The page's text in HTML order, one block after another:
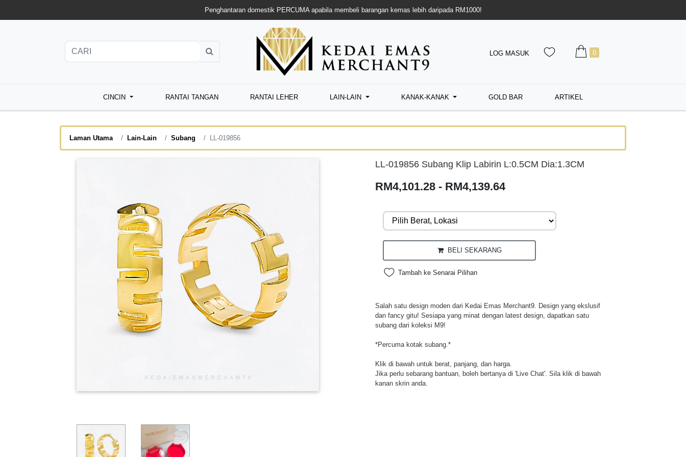
Penghantaran domestik PERCUMA apabila membeli barangan kemas lebih daripada RM1000!
LOG MASUK 0
CINCIN RANTAI TANGAN RANTAI LEHER LAIN-LAIN KANAK-KANAK GOLD BAR ARTIKEL
Laman Utama Lain-Lain Subang LL-019856
LL-019856 Subang Klip Labirin L:0.5CM Dia:1.3CM
RM4,101.28 - RM4,139.64
BELI SEKARANG
Tambah ke Senarai Pilihan
Salah satu design moden dari Kedai Emas Merchant9. Design yang ekslusif
dan fancy gitu! Sesiapa yang minat dengan latest design, dapatkan satu
subang dari koleksi M9!
*Percuma kotak subang.*
Klik di bawah untuk berat, panjang, dan harga.
Jika perlu sebarang bantuan, boleh bertanya di 'Live Chat'. Sila klik di bawah
kanan skrin anda.